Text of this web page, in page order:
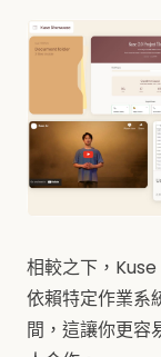
相較之下，
依賴特定作業系
間，這讓你更容